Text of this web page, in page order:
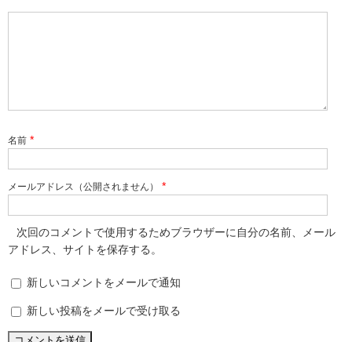
名前 *
メールアドレス（公開されません） *
次回のコメントで使用するためブラウザーに自分の名前、メール
アドレス、サイトを保存する。
新しいコメントをメールで通知
新しい投稿をメールで受け取る